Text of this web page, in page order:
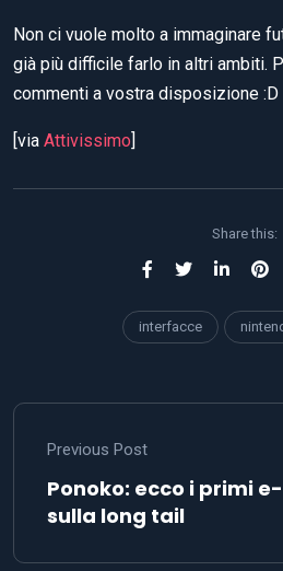
Non ci vuole molto a immaginare
già più difficile farlo in altri ambiti.
commenti a vostra disposizione :D
[via Attivissimo]
Share this:
interfacce
Previous Post
Ponoko: ecco i primi
sulla long tail